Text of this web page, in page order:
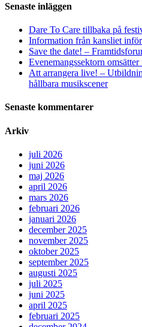
Senaste inläggen
Dare To Care tillbaka på
Information från kansliet
Save the date! –
Evenemangssektorn
Att arrangera live! –
hållbara musikscener
Senaste kommentarer
Arkiv
juli 2026
juni 2026
maj 2026
april 2026
mars 2026
februari 2026
januari 2026
december 2025
november 2025
oktober 2025
september 2025
augusti 2025
juli 2025
juni 2025
april 2025
februari 2025